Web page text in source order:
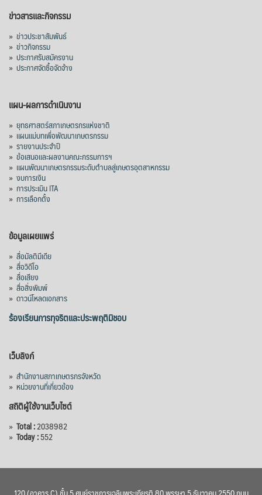
ข่าวสารและกิจกรรม
» ข่าวประชาสัมพันธ์
» ข่าวกิจกรรม
» ประกาศรับสมัครงาน
» ประกาศจัดซื้อจัดจ้าง
แผน-ผลการดำเนินงาน
» ยุทธศาสตร์สภาเกษตรกรแห่งชาติ
» แผนแม่บทเพื่อพัฒนาเกษตรกรรม
» รายงานประจำปี
» ข้อเสนอและผลงานคณะกรรมการฯ
» แผนพัฒนาเกษตรกรรมระดับตำบลสู่เกษตรอุตสาหกรรม
» งบการเงิน
» การประเมิน ITA
» การเลือกตั้ง
ข้อมูลเผยแพร่
» สื่อมัลติมีเดีย
» สื่อวิดีโอ
» สื่อเสียง
» สื่อสิ่งพิมพ์
» ดาวน์โหลดเอกสาร
ร้องเรียนการทุจริตและประพฤติมิชอบ
เว็บลิงก์
» สำนักงานสภาเกษตรกรจังหวัด
» หน่วยงานที่เกี่ยวข้อง
สถิติผู้ใช้งานเว็บไซต์
» Total :2038982
» Today :552